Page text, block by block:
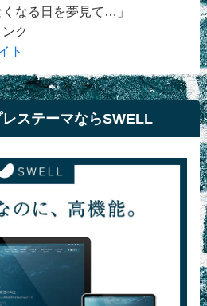
くなる日を夢見て…」
ンク
ト
ステーマならSWELL